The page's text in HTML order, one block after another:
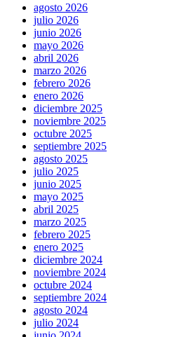
agosto 2026
julio 2026
junio 2026
mayo 2026
abril 2026
marzo 2026
febrero 2026
enero 2026
diciembre 2025
noviembre 2025
octubre 2025
septiembre 2025
agosto 2025
julio 2025
junio 2025
mayo 2025
abril 2025
marzo 2025
febrero 2025
enero 2025
diciembre 2024
noviembre 2024
octubre 2024
septiembre 2024
agosto 2024
julio 2024